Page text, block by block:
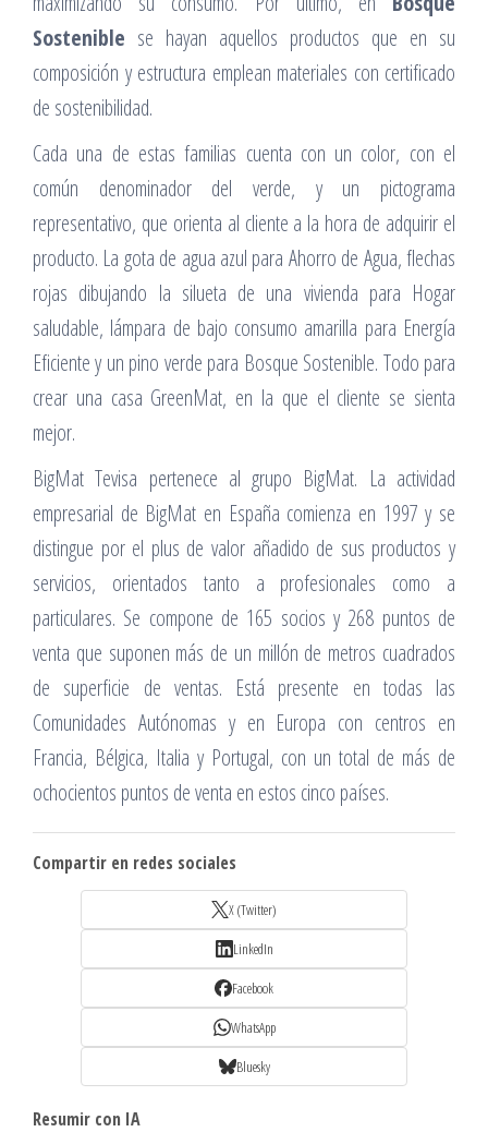
Sostenible se hayan aquellos productos que en su
composición y estructura emplean materiales con certificado
de sostenibilidad.
Cada una de estas familias cuenta con un color, con el
común denominador del verde, y un pictograma
representativo, que orienta al cliente a la hora de adquirir el
producto. La gota de agua azul para Ahorro de Agua, flechas
rojas dibujando la silueta de una vivienda para Hogar
saludable, lámpara de bajo consumo amarilla para Energía
Eficiente y un pino verde para Bosque Sostenible. Todo para
crear una casa GreenMat, en la que el cliente se sienta
mejor.
BigMat Tevisa pertenece al grupo BigMat. La actividad
empresarial de BigMat en España comienza en 1997 y se
distingue por el plus de valor añadido de sus productos y
servicios, orientados tanto a profesionales como a
particulares. Se compone de 165 socios y 268 puntos de
venta que suponen más de un millón de metros cuadrados
de superficie de ventas. Está presente en todas las
Comunidades Autónomas y en Europa con centros en
Francia, Bélgica, Italia y Portugal, con un total de más de
ochocientos puntos de venta en estos cinco países.
Compartir en redes sociales
X (Twitter)
LinkedIn
Facebook
WhatsApp
Bluesky
Resumir con IA